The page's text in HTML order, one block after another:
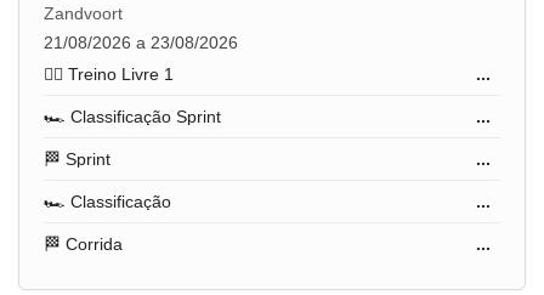
Zandvoort
21/08/2026 a 23/08/2026
🏋️‍♂️ Treino Livre 1
...
🏎️ Classificação Sprint ...
🏁 Sprint ...
🏎️ Classificação ...
🏁 Corrida ...